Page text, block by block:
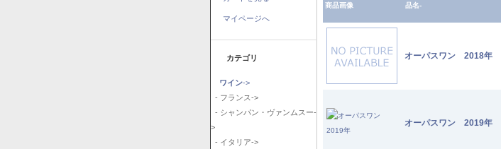
マイページへ
カテゴリ
ワイン->
- フランス->
- シャンパン・ヴァンムスー-
>
- イタリア->
商品画像 品名-
オーパスワン 2018年
オーパスワン 2019年